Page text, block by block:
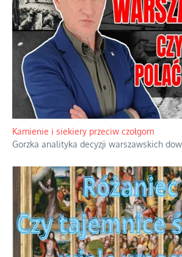
Kamienie i siekiery przeciw czołgom
Gorzka analityka decyzji warszawskich